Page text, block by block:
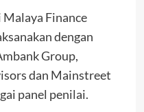
Finance
dengan
Group,
dan Mainstreet
panel penilai.